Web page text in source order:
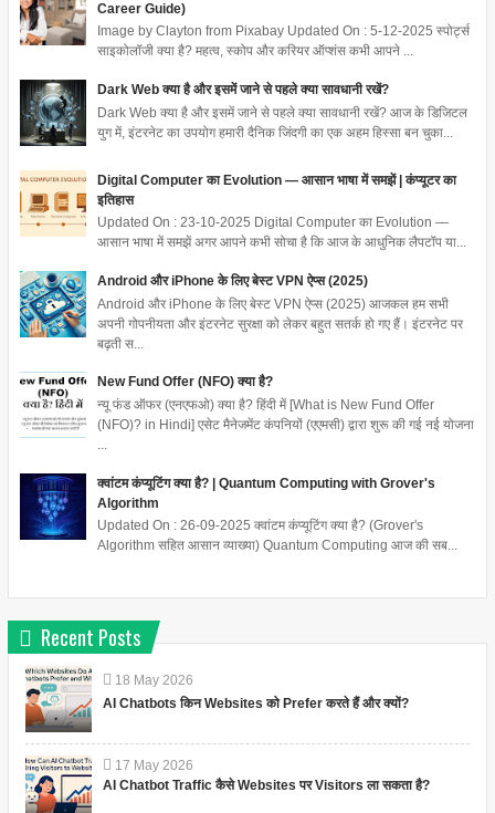
Career Guide)
Image by Clayton from Pixabay Updated On : 5-12-2025 स्पोर्ट्स
साइकोलॉजी क्या है? महत्व, स्कोप और करियर ऑप्शंस कभी आपने ...
Dark Web क्या है और इसमें जाने से पहले क्या सावधानी रखें?
Dark Web क्या है और इसमें जाने से पहले क्या सावधानी रखें? आज के डिजिटल
युग में, इंटरनेट का उपयोग हमारी दैनिक जिंदगी का एक अहम हिस्सा बन चुका...
Digital Computer का Evolution — आसान भाषा में समझें | कंप्यूटर का
इतिहास
Updated On : 23-10-2025 Digital Computer का Evolution —
आसान भाषा में समझें अगर आपने कभी सोचा है कि आज के आधुनिक लैपटॉप या...
Android और iPhone के लिए बेस्ट VPN ऐप्स (2025)
Android और iPhone के लिए बेस्ट VPN ऐप्स (2025) आजकल हम सभी
अपनी गोपनीयता और इंटरनेट सुरक्षा को लेकर बहुत सतर्क हो गए हैं। इंटरनेट पर
बढ़ती स...
New Fund Offer (NFO) क्या है?
न्यू फंड ऑफर (एनएफओ) क्या है? हिंदी में [What is New Fund Offer
(NFO)? in Hindi] एसेट मैनेजमेंट कंपनियों (एएमसी) द्वारा शुरू की गई नई योजना
क्वांटम कंप्यूटिंग क्या है? | Quantum Computing with Grover's
Algorithm
Updated On : 26-09-2025 क्वांटम कंप्यूटिंग क्या है? (Grover's
Algorithm सहित आसान व्याख्या) Quantum Computing आज की सब...
Recent Posts
18 May 2026
AI Chatbots किन Websites को Prefer करते हैं और क्यों?
17 May 2026
AI Chatbot Traffic कैसे Websites पर Visitors ला सकता है?